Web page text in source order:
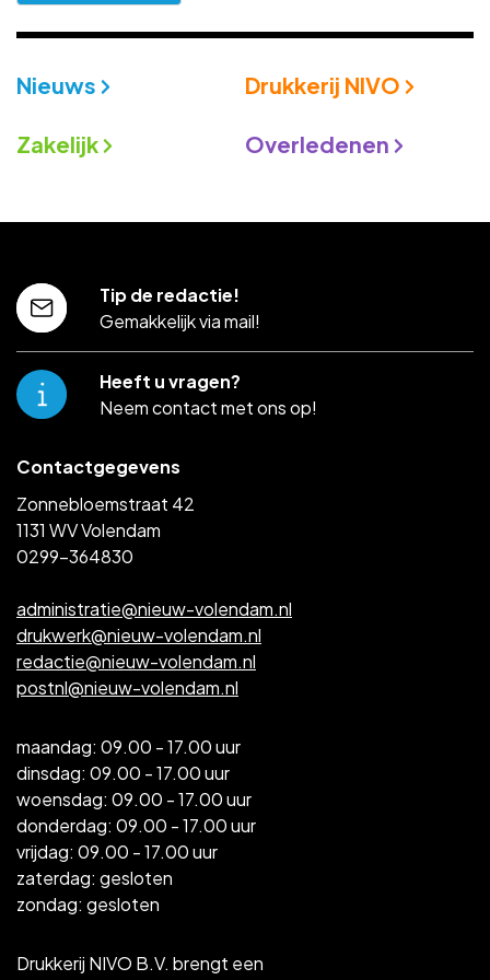
Nieuws Drukkerij NIVO
Zakelijk Overledenen
Drukkerij NIVO B.V. brengt een
Contactgegevens
Zonnebloemstraat 42
1131 WV Volendam
0299-364830
administratie@nieuw-volendam.nl
drukwerk@nieuw-volendam.nl
redactie@nieuw-volendam.nl
postnl@nieuw-volendam.nl
maandag: 09.00 - 17.00 uur
dinsdag: 09.00 - 17.00 uur
woensdag: 09.00 - 17.00 uur
donderdag: 09.00 - 17.00 uur
vrijdag: 09.00 - 17.00 uur
zaterdag: gesloten
zondag: gesloten
Tip de redactie!
Gemakkelijk via mail!
Heeft u vragen?
Neem contact met ons op!